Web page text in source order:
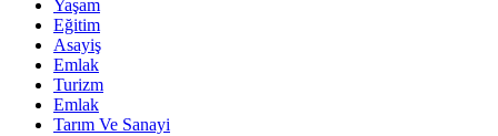
Yaşam
Eğitim
Asayiş
Emlak
Turizm
Emlak
Tarım Ve Sanayi